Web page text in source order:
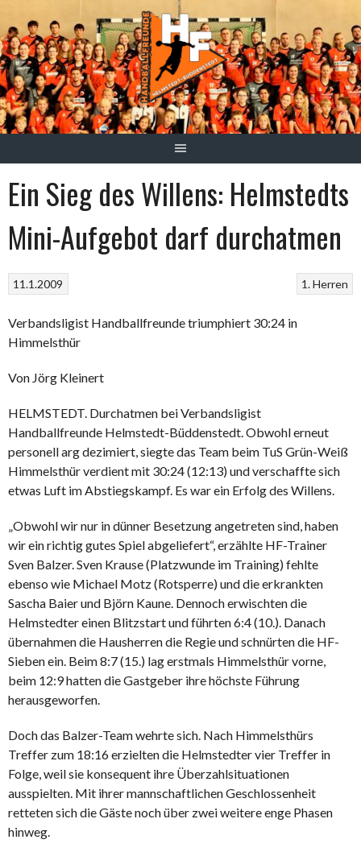
zum
Inhalt
Ein Sieg des Willens: Helmstedts
Mini-Aufgebot darf durchatmen
1. Herren
11.1.2009
Verbandsligist Handballfreunde triumphiert 30:24 in
Himmelsthür
Von Jörg Kleinert
HELMSTEDT. Durchatmen bei Verbandsligist
Handballfreunde Helmstedt-Büddenstedt. Obwohl erneut
personell arg dezimiert, siegte das Team beim TuS Grün-Weiß
Himmelsthür verdient mit 30:24 (12:13) und verschaffte sich
etwas Luft im Abstiegskampf. Es war ein Erfolg des Willens.
„Obwohl wir nur in dünner Besetzung angetreten sind, haben
wir ein richtig gutes Spiel abgeliefert“, erzählte HF-Trainer
Sven Balzer. Sven Krause (Platzwunde im Training) fehlte
ebenso wie Michael Motz (Rotsperre) und die erkrankten
Sascha Baier und Björn Kaune. Dennoch erwischten die
Helmstedter einen Blitzstart und führten 6:4 (10.). Danach
übernahmen die Hausherren die Regie und schnürten die HF-
Sieben ein. Beim 8:7 (15.) lag erstmals Himmelsthür vorne,
beim 12:9 hatten die Gastgeber ihre höchste Führung
herausgeworfen.
Doch das Balzer-Team wehrte sich. Nach Himmelsthürs
Treffer zum 18:16 erzielten die Helmstedter vier Treffer in
Folge, weil sie konsequent ihre Überzahlsituationen
ausspielten. Mit ihrer mannschaftlichen Geschlossenheit
retteten sich die Gäste noch über zwei weitere enge Phasen
hinweg.